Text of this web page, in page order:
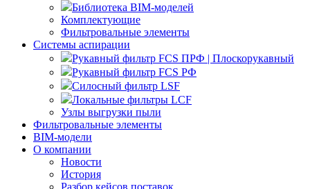
Библиотека BIM-моделей
Комплектующие
Фильтровальные элементы
Системы аспирации
Рукавный фильтр FCS ПРФ | Плоскорукавный
Рукавный фильтр FCS РФ
Силосный фильтр LSF
Локальные фильтры LCF
Узлы выгрузки пыли
Фильтровальные элементы
BIM-модели
О компании
Новости
История
Разбор кейсов поставок